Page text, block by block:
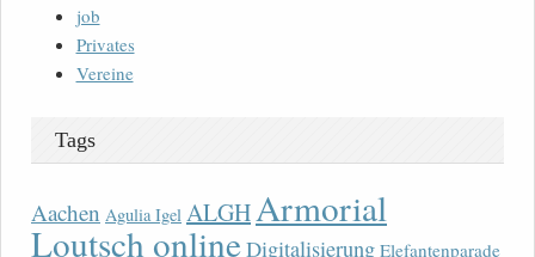
job
Privates
Vereine
Tags
Aachen Agulia Igel ALGH Armorial
Loutsch onlineDigitalisierung Elefantenparade